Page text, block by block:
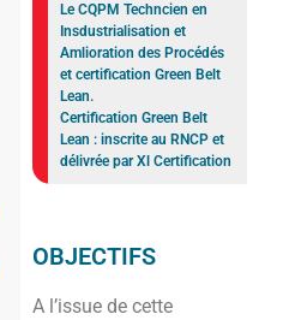
Le CQPM Techncien en
Insdustrialisation et
Amlioration des Procédés
et certification Green Belt
Lean.
Certification Green Belt
Lean : inscrite au RNCP et
délivrée par Xl Certification
OBJECTIFS
A l’issue de cette